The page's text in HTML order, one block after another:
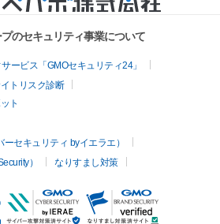
のセキュリティ事業について
ービス「GMOセキュリティ24」
トリスク診断
ト
セキュリティ byイエラエ）
）
なりすまし対策